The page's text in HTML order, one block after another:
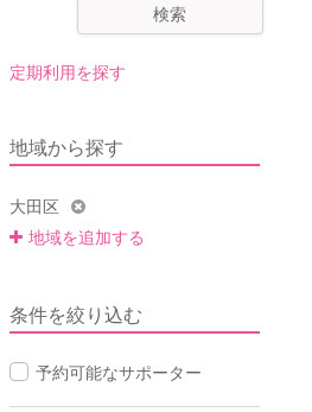
検索
定期利用を探す
地域から探す
大田区
地域を追加する
条件を絞り込む
予約可能なサポーター